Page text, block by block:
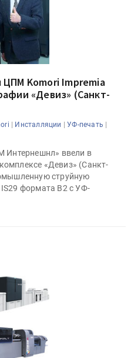
ЦПМ Komori Impremia
«Девиз» (Санкт-
| Инсталляции |УФ-печать |
Интернешнл» ввели в
«Девиз» (Санкт-
струйную
формата B2 с УФ-